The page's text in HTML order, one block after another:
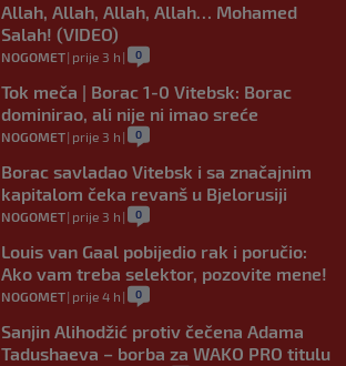
Allah, Allah, Allah, Allah… Mohamed
Salah! (VIDEO)
NOGOMET| prije 3 h | 0
Tok meča | Borac 1-0 Vitebsk: Borac
dominirao, ali nije ni imao sreće
NOGOMET| prije 3 h | 0
Borac savladao Vitebsk i sa značajnim
kapitalom čeka revanš u Bjelorusiji
NOGOMET| prije 3 h | 0
Louis van Gaal pobijedio rak i poručio:
Ako vam treba selektor, pozovite mene!
NOGOMET| prije 4 h | 0
Sanjin Alihodžić protiv čečena Adama
Tadushaeva – borba za WAKO PRO titulu